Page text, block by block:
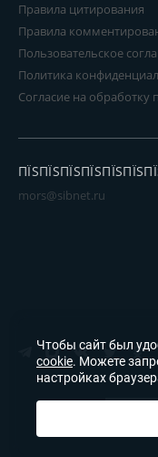
Правила цитирования
Правила
Пользовательское
Политика
Согласие на
mors@sibnet.ru
Чтобы сайт был
cookie. Можете
настройках